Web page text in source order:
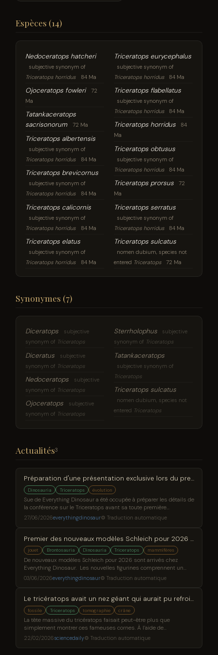
Espèces (14)
Nedoceratops hatcheri
subjective synonym of
Triceratops horridus
84 Ma
Ojoceratops fowleri
72
Ma
Tatankaceratops
sacrisonorum
72 Ma
Triceratops albertensis
subjective synonym of
Triceratops horridus
84 Ma
Triceratops brevicornus
subjective synonym of
Triceratops horridus
84 Ma
Triceratops calicornis
subjective synonym of
Triceratops horridus
84 Ma
Triceratops elatus
subjective synonym of
Triceratops horridus
84 Ma
Triceratops eurycephalus
subjective synonym of
Triceratops horridus
84 Ma
Triceratops flabellatus
subjective synonym of
Triceratops horridus
84 Ma
Triceratops horridus
84
Ma
Triceratops obtusus
subjective synonym of
Triceratops horridus
84 Ma
Triceratops prorsus
72
Ma
Triceratops serratus
subjective synonym of
Triceratops horridus
84 Ma
Triceratops sulcatus
nomen dubium, species not
entered Triceratops 72 Ma
Synonymes (7)
Diceratops
subjective
synonym of Triceratops
Diceratus
subjective
synonym of Triceratops
Nedoceratops
subjective
synonym of Triceratops
Ojoceratops
subjective
synonym of Triceratops
Sterrholophus
subjective
synonym of Triceratops
Tatankaceratops
subjective synonym of
Triceratops
Triceratops sulcatus
nomen dubium, species not
entered Triceratops
Actualités3
Préparation d'une présentation exclusive lors du prestigieux événement DinoCon
Dinosauria Triceratops évolution
Sue de Everything Dinosaur a été occupée à préparer les détails de
la conférence sur le Triceratops avant sa toute première
présentation sur les dinosaures. L'événement spécial aura lieu à la
DinoCon, où Sue expliquera comment la gamme Everything
une équipe pour construire un T. rex », offre un aperçu unique
27/06/2026everythingdinosaur⚙ Traduction automatique
Premier des nouveaux modèles Schleich pour 2026 en stock
jouet Brontosauria Dinosauria Triceratops mammifères
De nouveaux modèles Schleich pour 2026 sont arrivés chez
Everything Dinosaur. Les nouvelles figurines comprennent un
modèle Brontosaure, Triceratops et Dimetrodon. De plus, le modèle
Schleich Megalodon est également disponible. Schleich fabrique
la réputation de fabriquer des figurines d'animaux préhistoriques
robustes et colorées, idéales pour les créateurs,
03/06/2026everythingdinosaur⚙ Traduction automatique
Le tricératops avait un nez géant qui aurait pu refroidir sa tête massive
fossile Triceratops tomographie crâne
La tête massive du tricératops faisait peut-être plus que
simplement montrer ces fameuses cornes. À l’aide de
tomodensitogrammes et de reconstructions 3D de crânes
fossiles, les chercheurs ont découvert un système nasal
22/02/2026sciencedaily⚙ Traduction automatique